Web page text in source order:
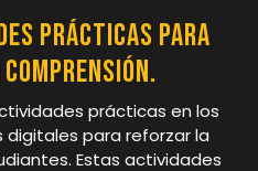
prácticas para
prácticas en los
para reforzar la
Estas actividades